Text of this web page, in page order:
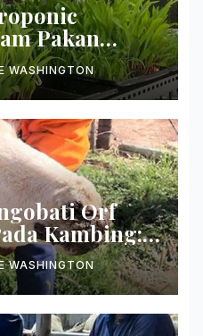
Pakan
Sempit
Hari!
WASHINGTON
Orf
Kambing:
Busuk
WASHINGTON